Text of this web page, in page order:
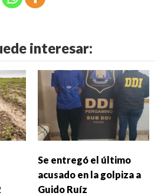
interesar:
Se entregó el último
acusado en la golpiza a
Guido Ruíz